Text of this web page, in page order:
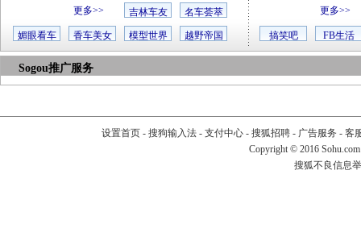
更多>> 吉林车友 名车荟萃
媚眼看车 香车美女 模型世界 越野帝国
更多>>
搞笑吧 FB生活
Sogou推广服务
设置首页- 搜狗输入法- 支付中心- 搜狐招聘- 广告服务 - 客
Copyright © 2016
搜狐不良信息